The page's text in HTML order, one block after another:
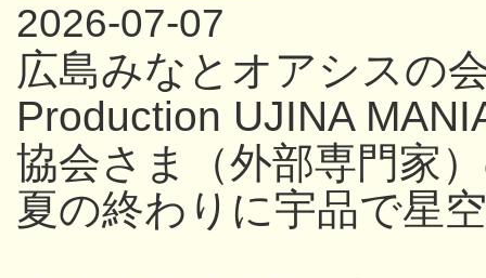
2026-07-07
広島みなとオアシスの
Production UJINA
協会さま（外部専門家
夏の終わりに宇品で星